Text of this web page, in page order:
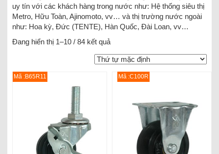
uy tín với các khách hàng trong nước như: Hệ thống siêu thị
Metro, Hữu Toàn, Ajinomoto, vv… và thị trường nước ngoài
như: Hoa kỳ, Đức (TENTE), Hàn Quốc, Đài Loan, vv…
Đang hiển thị 1–10 / 84 kết quả
Mã :B65R11 Mã :C100R